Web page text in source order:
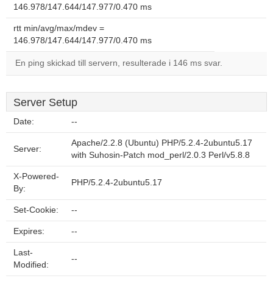
146.978/147.644/147.977/0.470 ms
rtt min/avg/max/mdev =
146.978/147.644/147.977/0.470 ms
En ping skickad till servern, resulterade i 146 ms svar.
Server Setup
Date: --
Server:
Apache/2.2.8 (Ubuntu) PHP/5.2.4-2ubuntu5.17
with Suhosin-Patch mod_perl/2.0.3 Perl/v5.8.8
X-Powered-
By:
PHP/5.2.4-2ubuntu5.17
Set-Cookie: --
Expires: --
Last-
Modified:
--